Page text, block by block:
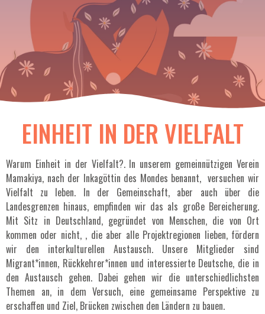
EINHEIT IN DER VIELFALT
Warum Einheit in der Vielfalt?. In unserem gemeinnützigen Verein
Mamakiya, nach der Inkagöttin des Mondes benannt, versuchen wir
Vielfalt zu leben. In der Gemeinschaft, aber auch über die
Landesgrenzen hinaus, empfinden wir das als große Bereicherung.
Mit Sitz in Deutschland, gegründet von Menschen, die von Ort
kommen oder nicht, , die aber alle Projektregionen lieben, fördern
wir den interkulturellen Austausch. Unsere Mitglieder sind
Migrant*innen, Rückkehrer*innen und interessierte Deutsche, die in
den Austausch gehen. Dabei gehen wir die unterschiedlichsten
Themen an, in dem Versuch, eine gemeinsame Perspektive zu
erschaffen und Ziel, Brücken zwischen den Ländern zu bauen.